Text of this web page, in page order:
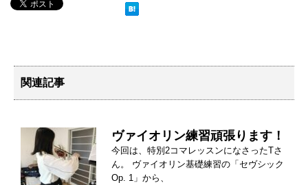
関連記事
ヴァイオリン練習頑張ります！
今回は、特別2コマレッスンになさったTさ
ん。 ヴァイオリン基礎練習の「セヴシック
Op. 1」から、